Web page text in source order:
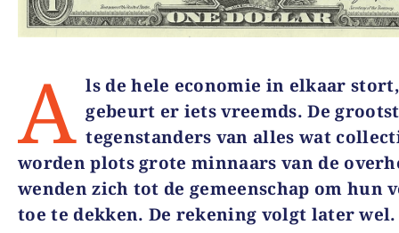
A ls de hele economie in elkaar
gebeurt er iets vreemds. De
tegenstanders van alles wat
worden plots grote minnaars van de
wenden zich tot de gemeenschap om hun
toe te dekken. De rekening volgt later wel.